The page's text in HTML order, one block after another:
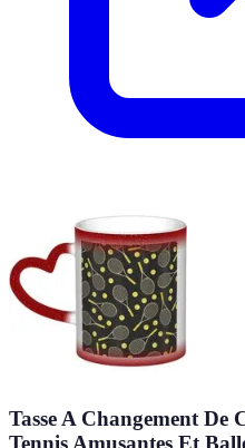
Tasse A Changement De
Tennis Amusantes Et